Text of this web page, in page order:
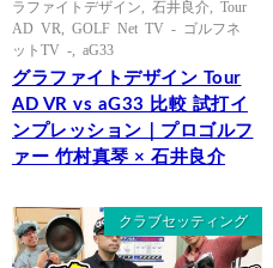
ラファイトデザイン
石井良介
Tour
AD VR
GOLF Net TV - ゴルフネ
ットTV -
aG33
グラファイトデザイン Tour
AD VR vs aG33 比較 試打イ
ンプレッション｜プロゴルフ
ァー 竹村真琴 × 石井良介
クラブセッティング